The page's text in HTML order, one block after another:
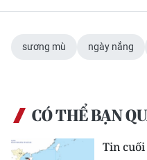
sương mù ngày nắng
CÓ THỂ BẠN
Tin